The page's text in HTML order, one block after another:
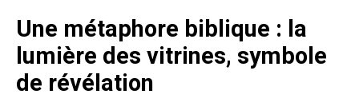
Une métaphore biblique : la
lumière des vitrines, symbole
de révélation